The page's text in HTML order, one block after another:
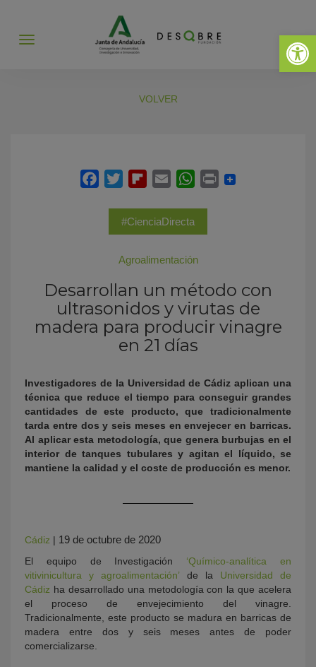
Abrir
Abrir
VOLVER
#CienciaDirecta
Agroalimentación
Desarrollan un método con
ultrasonidos y virutas de
madera para producir vinagre
en 21 días
Investigadores de la Universidad de Cádiz aplican una
técnica que reduce el tiempo para conseguir grandes
cantidades de este producto, que tradicionalmente
tarda entre dos y seis meses en envejecer en barricas.
Al aplicar esta metodología, que genera burbujas en el
interior de tanques tubulares y agitan el líquido, se
mantiene la calidad y el coste de producción es menor.
Cádiz | 19 de octubre de 2020
El equipo de Investigación ‘Químico-analítica en
vitivinicultura y agroalimentación’ de la Universidad de
Cádiz ha desarrollado una metodología con la que acelera
el proceso de envejecimiento del vinagre.
Tradicionalmente, este producto se madura en barricas de
madera entre dos y seis meses antes de poder
comercializarse.